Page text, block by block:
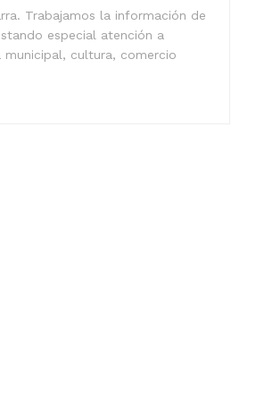
Trabajamos la información de
especial atención a
cultura, comercio